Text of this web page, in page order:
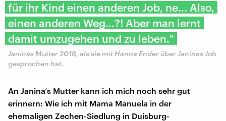
für ihr Kind einen anderen Job, ne... Also,
einen anderen Weg...?! Aber man lernt
damit umzugehen und zu leben."
Janinas Mutter 2016, als sie mit Hanna Ender über Janinas Job
gesprochen hat.
An Janina’s Mutter kann ich mich noch sehr gut
erinnern: Wie ich mit Mama Manuela in der
ehemaligen Zechen-Siedlung in Duisburg-